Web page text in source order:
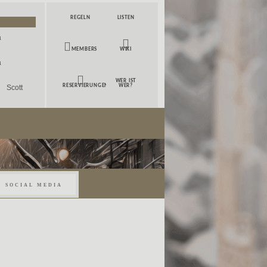
REGELN LISTEN
MEMBERS WIKI
RESERVIERUNGEN
WER IST
WER?
SOCIAL MEDIA